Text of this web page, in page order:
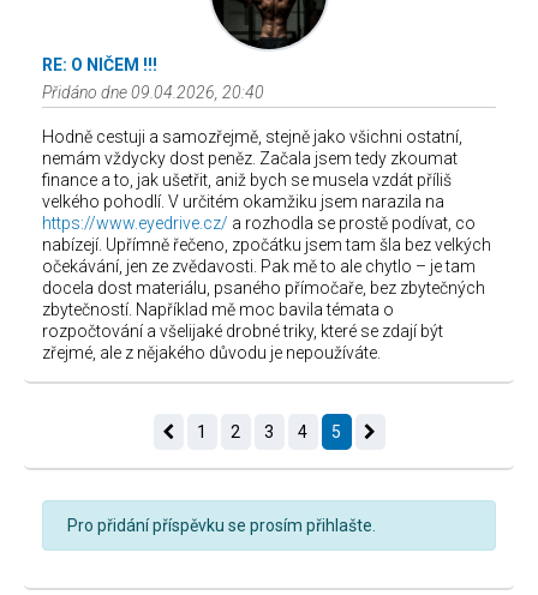
RE: O NIČEM !!!
Přidáno dne 09.04.2026, 20:40
Hodně cestuji a samozřejmě, stejně jako všichni ostatní,
nemám vždycky dost peněz. Začala jsem tedy zkoumat
finance a to, jak ušetřit, aniž bych se musela vzdát příliš
velkého pohodlí. V určitém okamžiku jsem narazila na
https://www.eyedrive.cz/ a rozhodla se prostě podívat, co
nabízejí. Upřímně řečeno, zpočátku jsem tam šla bez velkých
očekávání, jen ze zvědavosti. Pak mě to ale chytlo – je tam
docela dost materiálu, psaného přímočaře, bez zbytečných
zbytečností. Například mě moc bavila témata o
rozpočtování a všelijaké drobné triky, které se zdají být
zřejmé, ale z nějakého důvodu je nepoužíváte.
1 2 3 4 5
Pro přidání příspěvku se prosím přihlašte.